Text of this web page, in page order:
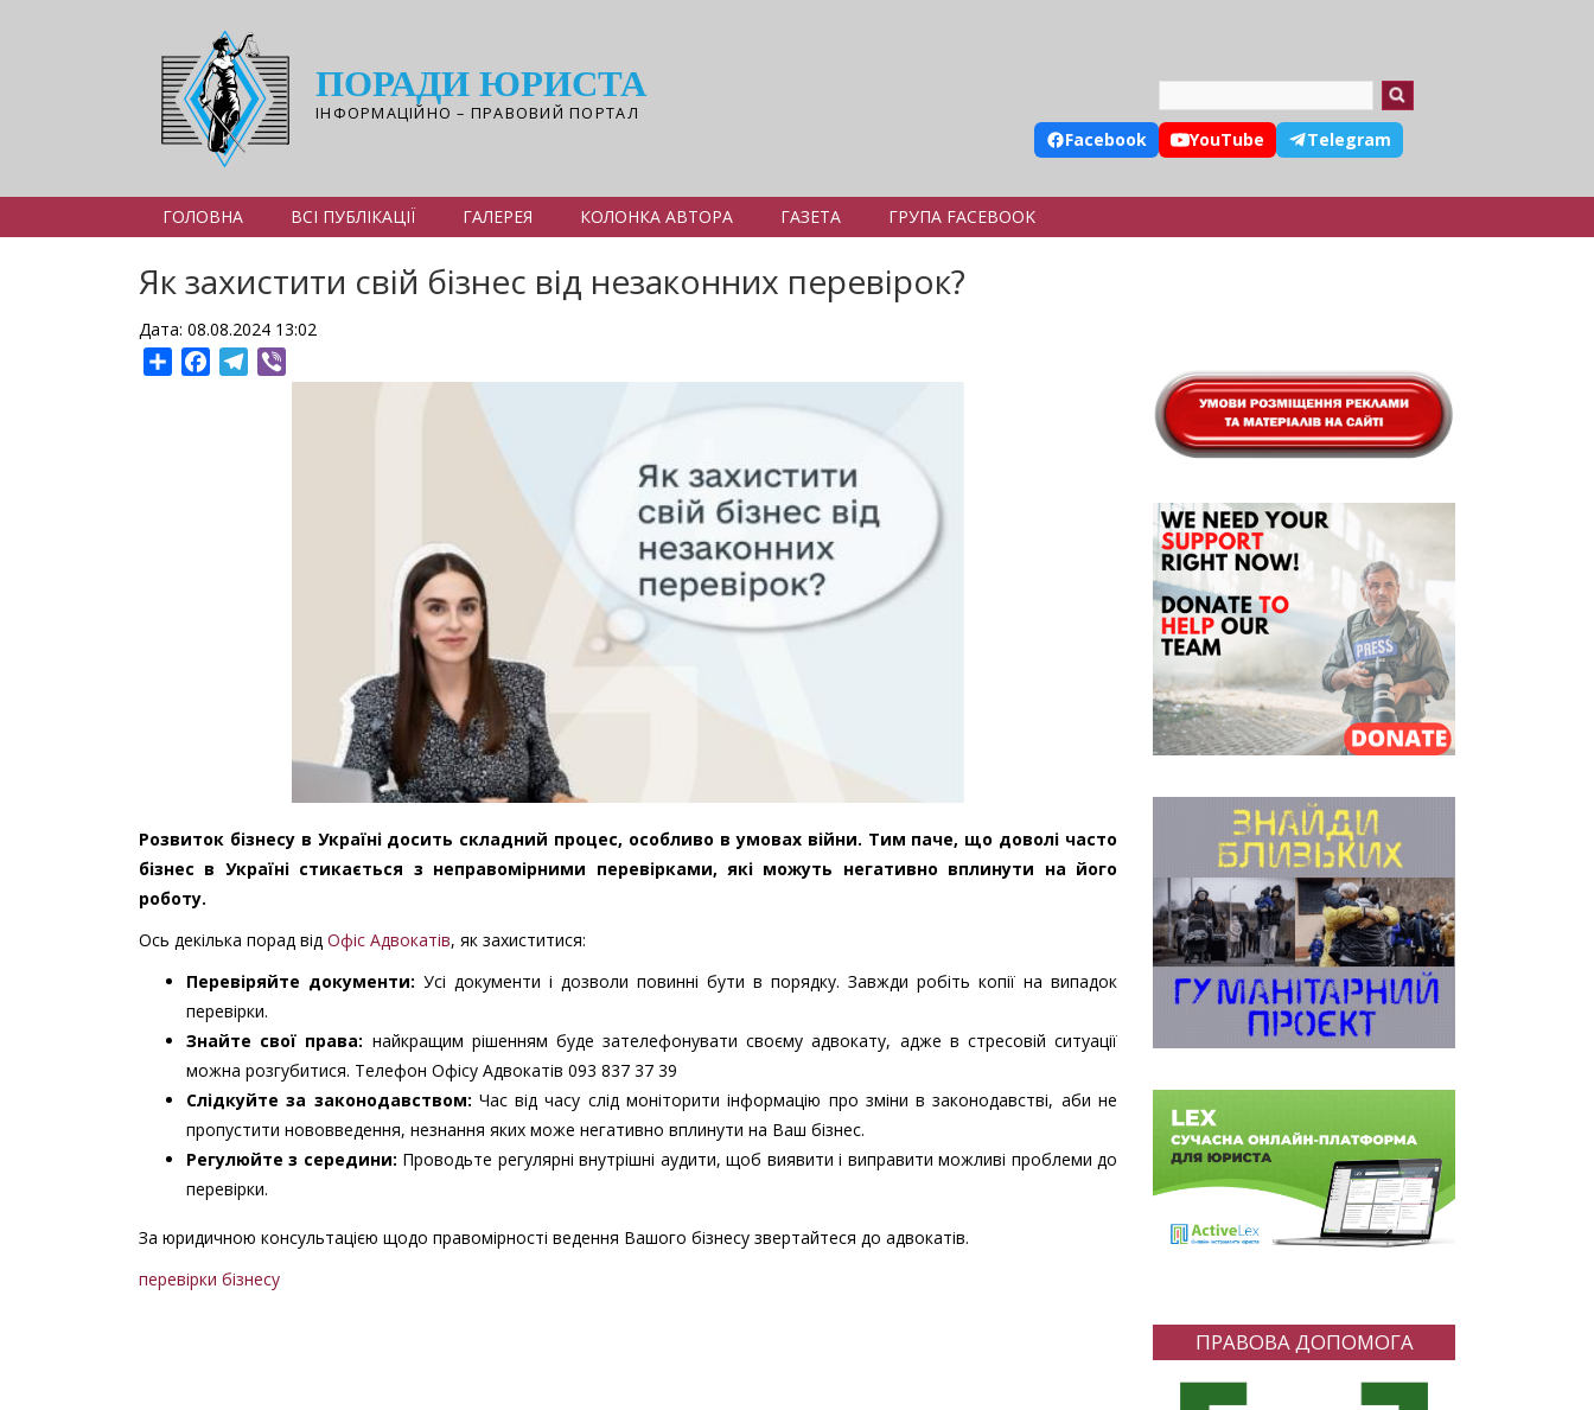
ПОРАДИ ЮРИСТА
ІНФОРМАЦІЙНО – ПРАВОВИЙ ПОРТАЛ
Facebook YouTube Telegram
ГОЛОВНА ВСІ ПУБЛІКАЦІЇ ГАЛЕРЕЯ КОЛОНКА АВТОРА ГАЗЕТА ГРУПА FACEBOOK
Як захистити свій бізнес від незаконних перевірок?
Дата: 08.08.2024 13:02
ShareFacebookTelegram
Розвиток бізнесу в Україні досить складний процес, особливо в умовах війни. Тим паче, що доволі часто
бізнес в Україні стикається з неправомірними перевірками, які можуть негативно вплинути на його
роботу.
Ось декілька порад від Офіс Адвокатів, як захиститися:
Перевіряйте документи: Усі документи і дозволи повинні бути в порядку. Завжди робіть копії на випадок
перевірки.
Знайте свої права: найкращим рішенням буде зателефонувати своєму адвокату, адже в стресовій ситуації
можна розгубитися. Телефон Офісу Адвокатів 093 837 37 39
Слідкуйте за законодавством: Час від часу слід моніторити інформацію про зміни в законодавстві, аби не
пропустити нововведення, незнання яких може негативно вплинути на Ваш бізнес.
Регулюйте з середини: Проводьте регулярні внутрішні аудити, щоб виявити і виправити можливі проблеми до
перевірки.
За юридичною консультацією щодо правомірності ведення Вашого бізнесу звертайтеся до адвокатів.
перевірки бізнесу
ПРАВОВА ДОПОМОГА